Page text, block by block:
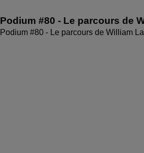
Podium #80 - Le parcours de
Podium #80 - Le parcours de William